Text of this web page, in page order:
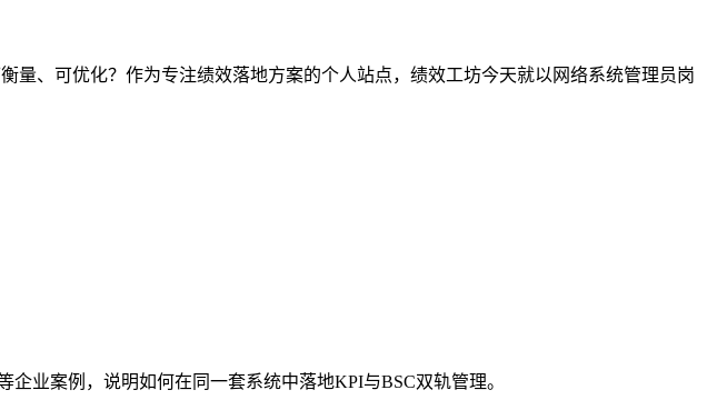
量、可优化？作为专注绩效落地方案的个人站点，绩效工坊今天就以网络系统管理员岗
业案例，说明如何在同一套系统中落地KPI与BSC双轨管理。